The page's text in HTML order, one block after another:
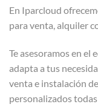
En Iparcloud
para venta, alquiler
Te asesoramos en el
adapta a tus
venta e instalación
personalizados